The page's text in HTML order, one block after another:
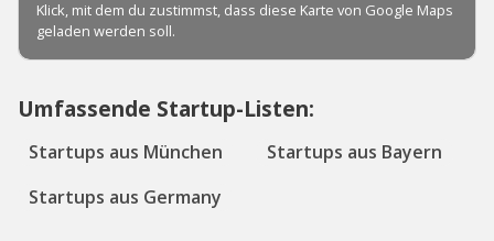
Umfassende Startup-Listen:
Startups aus München
Startups aus Bayern
Startups aus Germany